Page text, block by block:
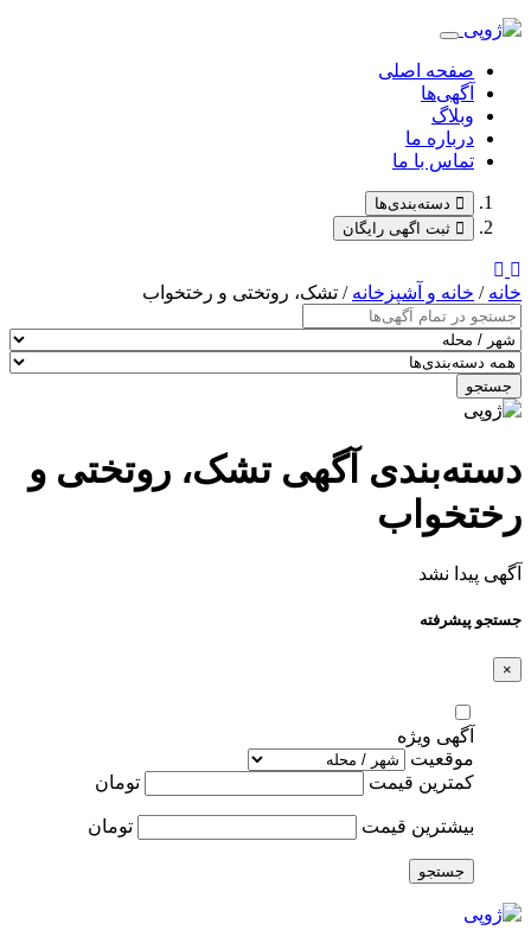
صفحه اصلی
آگهی‌ها
وبلاگ
درباره ما
تماس با ما
دسته‌بندی‌ها
ثبت اگهی رایگان
خانه / خانه و آشپزخانه / تشک، روتختی و رختخواب
جستجو
دسته‌بندی آگهی تشک، روتختی و
رختخواب
آگهی پیدا نشد
جستجو پیشرفته
×
آگهی ویژه
موقعیت
کمترین قیمت
تومان
بیشترین قیمت تومان
جستجو